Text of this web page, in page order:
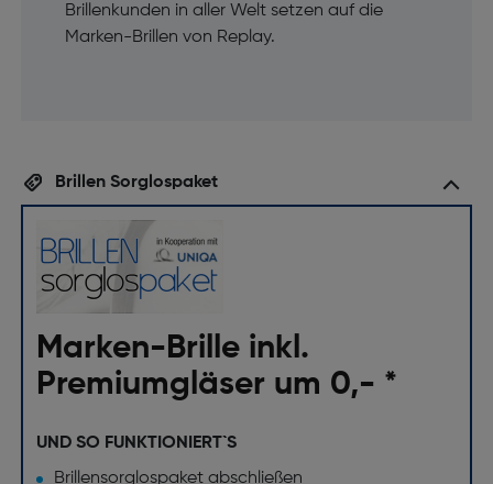
Brillenkunden in aller Welt setzen auf die
Marken-Brillen von Replay.
Brillen Sorglospaket
Marken-Brille inkl.
Premiumgläser um 0,- *
UND SO FUNKTIONIERT`S
Brillensorglospaket abschließen